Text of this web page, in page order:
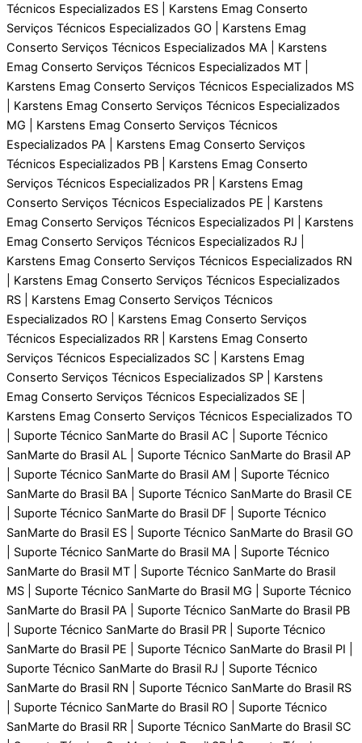
Técnicos Especializados ES | Karstens Emag Conserto
Serviços Técnicos Especializados GO | Karstens Emag
Conserto Serviços Técnicos Especializados MA | Karstens
Emag Conserto Serviços Técnicos Especializados MT |
Karstens Emag Conserto Serviços Técnicos Especializados MS
| Karstens Emag Conserto Serviços Técnicos Especializados
MG | Karstens Emag Conserto Serviços Técnicos
Especializados PA | Karstens Emag Conserto Serviços
Técnicos Especializados PB | Karstens Emag Conserto
Serviços Técnicos Especializados PR | Karstens Emag
Conserto Serviços Técnicos Especializados PE | Karstens
Emag Conserto Serviços Técnicos Especializados PI | Karstens
Emag Conserto Serviços Técnicos Especializados RJ |
Karstens Emag Conserto Serviços Técnicos Especializados RN
| Karstens Emag Conserto Serviços Técnicos Especializados
RS | Karstens Emag Conserto Serviços Técnicos
Especializados RO | Karstens Emag Conserto Serviços
Técnicos Especializados RR | Karstens Emag Conserto
Serviços Técnicos Especializados SC | Karstens Emag
Conserto Serviços Técnicos Especializados SP | Karstens
Emag Conserto Serviços Técnicos Especializados SE |
Karstens Emag Conserto Serviços Técnicos Especializados TO
| Suporte Técnico SanMarte do Brasil AC | Suporte Técnico
SanMarte do Brasil AL | Suporte Técnico SanMarte do Brasil AP
| Suporte Técnico SanMarte do Brasil AM | Suporte Técnico
SanMarte do Brasil BA | Suporte Técnico SanMarte do Brasil CE
| Suporte Técnico SanMarte do Brasil DF | Suporte Técnico
SanMarte do Brasil ES | Suporte Técnico SanMarte do Brasil GO
| Suporte Técnico SanMarte do Brasil MA | Suporte Técnico
SanMarte do Brasil MT | Suporte Técnico SanMarte do Brasil
MS | Suporte Técnico SanMarte do Brasil MG | Suporte Técnico
SanMarte do Brasil PA | Suporte Técnico SanMarte do Brasil PB
| Suporte Técnico SanMarte do Brasil PR | Suporte Técnico
SanMarte do Brasil PE | Suporte Técnico SanMarte do Brasil PI |
Suporte Técnico SanMarte do Brasil RJ | Suporte Técnico
SanMarte do Brasil RN | Suporte Técnico SanMarte do Brasil RS
| Suporte Técnico SanMarte do Brasil RO | Suporte Técnico
SanMarte do Brasil RR | Suporte Técnico SanMarte do Brasil SC